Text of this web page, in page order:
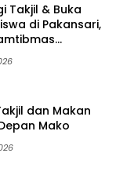
Takjil & Buka
di Pakansari,
dan Makan
Mako